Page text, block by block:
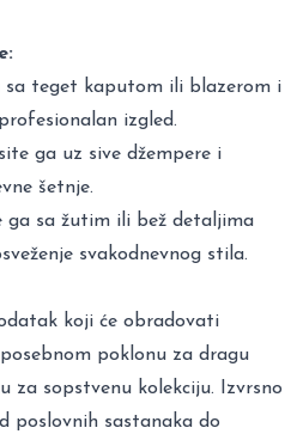
sa teget kaputom ili blazerom i
izgled.
ga uz sive džempere i
šetnje.
ga sa žutim ili bež detaljima
svakodnevnog stila.
koji će obradovati
poklonu za dragu
za sopstvenu kolekciju. Izvrsno
poslovnih sastanaka do